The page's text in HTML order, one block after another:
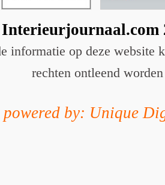
informatie op deze website
rechten ontleend worden
powered by: Unique